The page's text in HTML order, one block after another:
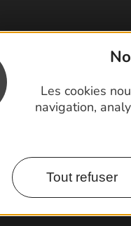
Les cookies
navigation,
Tout refuser